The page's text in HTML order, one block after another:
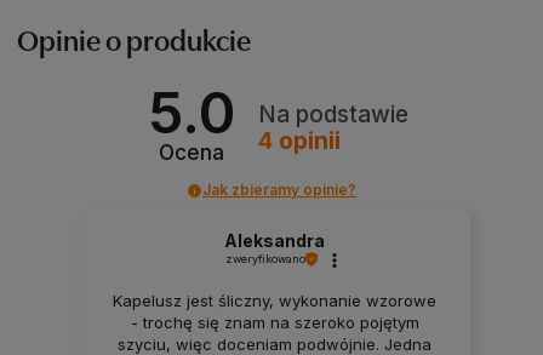
Opinie o produkcie
5.0
Ocena
Na podstawie
4opinii
Jak zbieramy opinie?
Aleksandra
zweryfikowano
Kapelusz jest śliczny, wykonanie wzorowe
- trochę się znam na szeroko pojętym
szyciu, więc doceniam podwójnie. Jedna